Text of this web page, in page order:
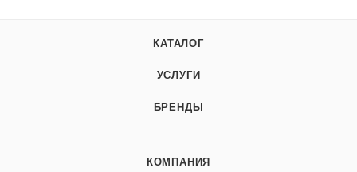
КАТАЛОГ
УСЛУГИ
БРЕНДЫ
КОМПАНИЯ